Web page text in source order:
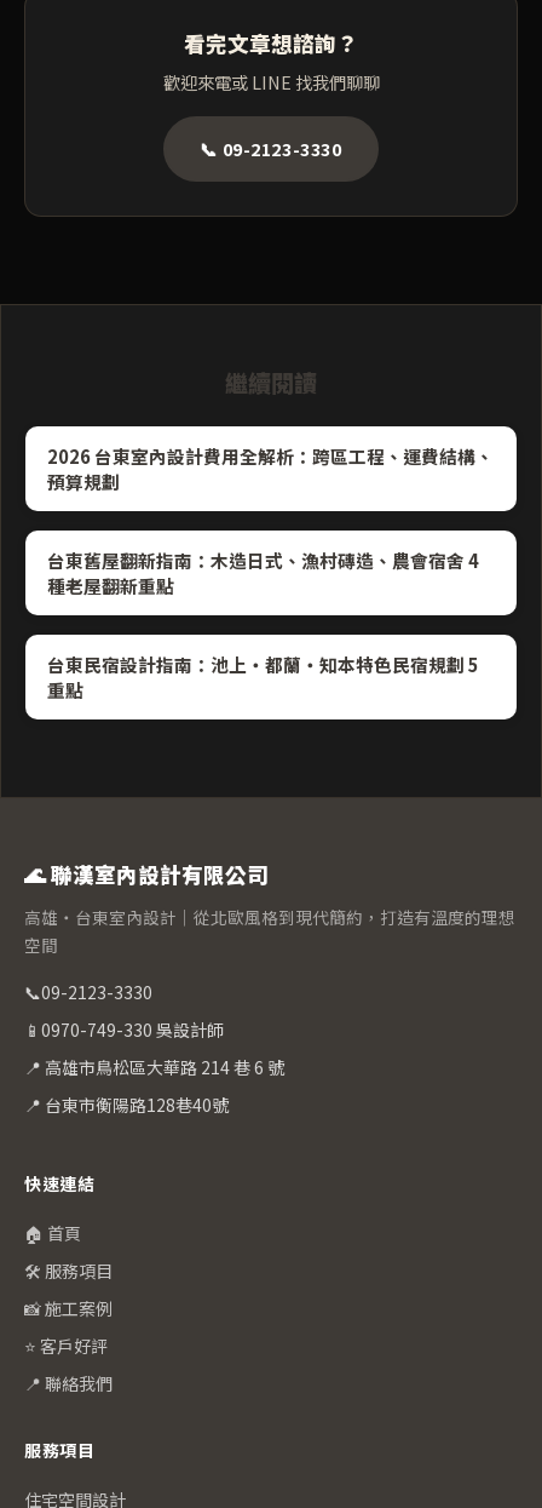
看完文章想諮詢？
歡迎來電或 LINE 找我們聊聊
📞 09-2123-3330
繼續閱讀
2026 台東室內設計費用全解析：跨區工程、運費結構、
預算規劃
台東舊屋翻新指南：木造日式、漁村磚造、農會宿舍 4
種老屋翻新重點
台東民宿設計指南：池上・都蘭・知本特色民宿規劃 5
重點
🌊 聯漢室內設計有限公司
高雄・台東室內設計｜從北歐風格到現代簡約，打造有溫度的理想
空間
📞09-2123-3330
📱 0970-749-330 吳設計師
📍 高雄市鳥松區大華路 214 巷 6 號
📍 台東市衡陽路128巷40號
快速連結
🏠 首頁
🛠️ 服務項目
📸 施工案例
⭐ 客戶好評
📍 聯絡我們
服務項目
住宅空間設計